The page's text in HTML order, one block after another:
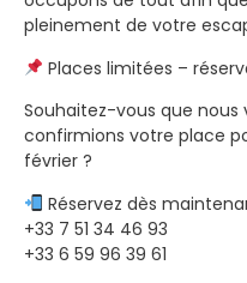
pleinement de votre
Places limitées –
Souhaitez-vous que nous
confirmions votre place
février ?
Réservez dès
+33 7 51 34 46 93
+33 6 59 96 39 61